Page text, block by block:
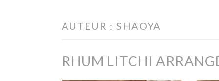
AUTEUR : SHAOYA
RHUM LITCHI